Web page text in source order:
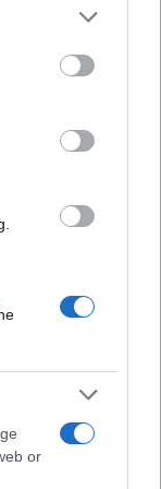
more Google
may click to
party tags to
below Google
or
Ε.Ε.
να επιτραπούν
η αύξηση της
LNG
στην
μήνα.
μας ανοιχτές.
θα
χρόνο και να